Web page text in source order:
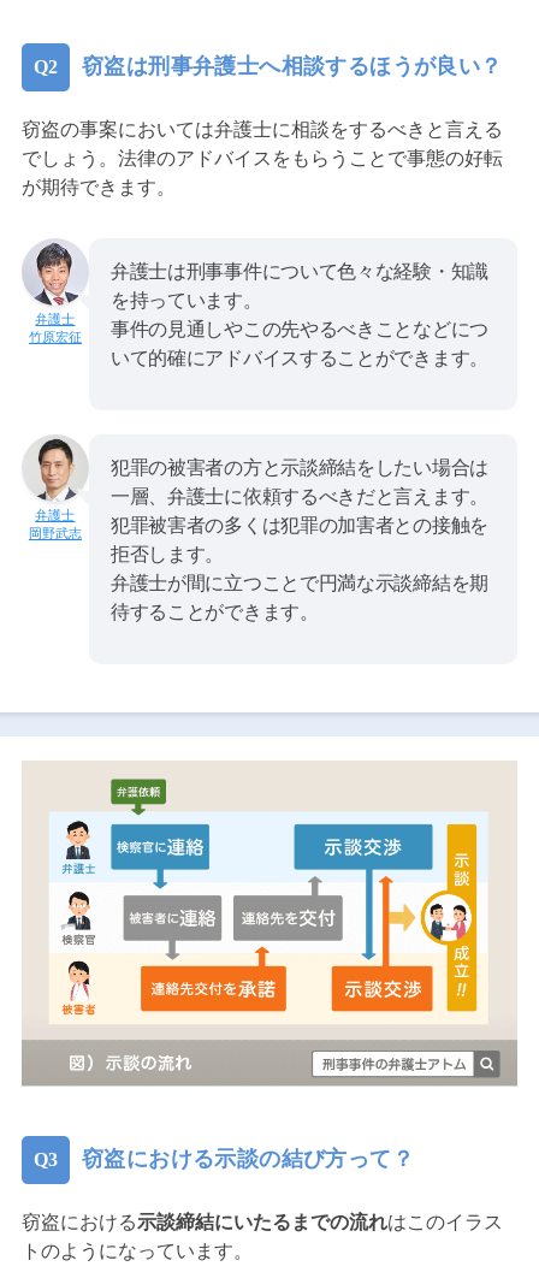
窃盗は刑事弁護士へ相談するほうが良い？
窃盗の事案においては弁護士に相談をするべきと言える
でしょう。法律のアドバイスをもらうことで事態の好転
が期待できます。
竹原宏征
弁護士は刑事事件について色々な経験・知識
を持っています。
事件の見通しやこの先やるべきことなどにつ
いて的確にアドバイスすることができます。
岡野武志
犯罪の被害者の方と示談締結をしたい場合は
一層、弁護士に依頼するべきだと言えます。
犯罪被害者の多くは犯罪の加害者との接触を
拒否します。
弁護士が間に立つことで円満な示談締結を期
待することができます。
窃盗における示談の結び方って？
窃盗における示談締結にいたるまでの流れはこのイラス
トのようになっています。